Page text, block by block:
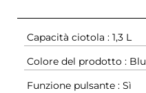
Capacità ciotola : 1,3 L
Colore del prodotto : Blu
Funzione pulsante : Sì